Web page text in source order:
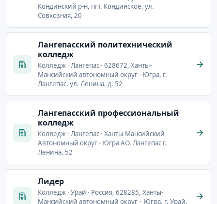
Кондинский р-н, пгт. Кондинское, ул.
Совхозная, 20
Лангепасский политехнический
колледж
Колледж · Лангепас · 628672, Ханты-
Мансийский автономный округ - Югра, г.
Лангепас, ул. Ленина, д. 52
Лангепасский профессиональный
колледж
Колледж · Лангепас · Ханты-Мансийский
Автономный округ - Югра АО, Лангепас г,
Ленина, 52
Лидер
Колледж · Урай · Россия, 628285, Ханты-
Мансийский автономный округ – Югра, г. Урай,